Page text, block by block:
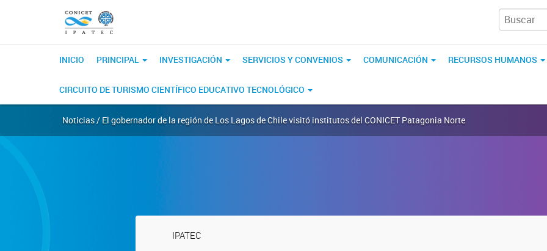
INICIO PRINCIPAL INVESTIGACIÓN SERVICIOS Y CONVENIOS COMUNICACIÓN RECURSOS HUMANOS
CIRCUITO DE TURISMO CIENTÍFICO EDUCATIVO TECNOLÓGICO
Noticias / El gobernador de la región de Los Lagos de Chile visitó institutos del CONICET Patagonia Norte
IPATEC